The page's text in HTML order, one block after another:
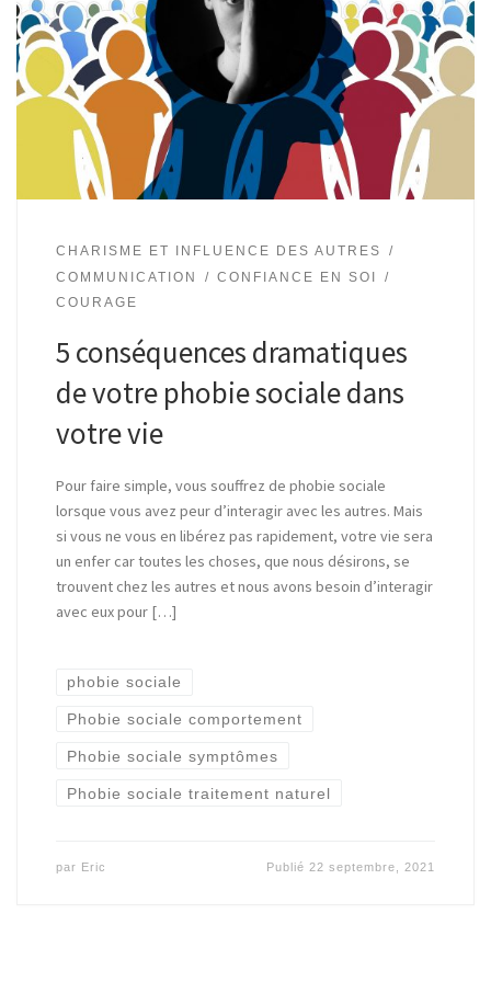
CHARISME ET INFLUENCE DES AUTRES
COMMUNICATION
CONFIANCE EN SOI
COURAGE
5 conséquences dramatiques
de votre phobie sociale dans
votre vie
Pour faire simple, vous souffrez de phobie sociale
lorsque vous avez peur d’interagir avec les autres. Mais
si vous ne vous en libérez pas rapidement, votre vie sera
un enfer car toutes les choses, que nous désirons, se
trouvent chez les autres et nous avons besoin d’interagir
avec eux pour […]
phobie sociale
Phobie sociale comportement
Phobie sociale symptômes
Phobie sociale traitement naturel
par Eric Publié 22 septembre, 2021